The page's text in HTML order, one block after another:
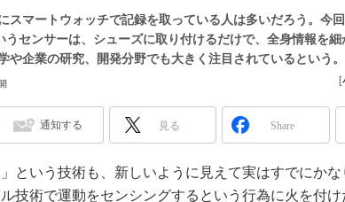
TECHNO-FRONTIER
人テク展
スマート工場EXPO
日本ものづくりワールド
産業オープンネット展
組み込みモデリング
Windows Embedded
3Dプリンタ
デジタルツインとCAE
スマートウォッチで記録を取っている人は多いだろう。今
うセンサーは、シューズに取り付けるだけで、全身情報を細
や企業の研究、開発分野でも大きく注目されているという。
[
通知する 見る Share
という技術も、新しいように見えて実はすでにかな
技術で運動をセンシングするという行為に火を付け